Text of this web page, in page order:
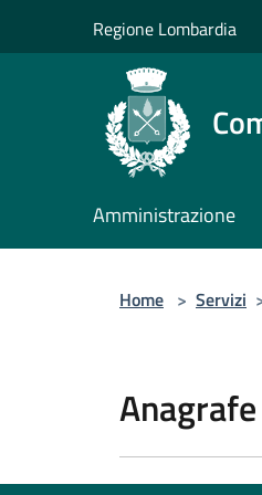
Regione Lombardia
Amministrazione
Home > Servizi